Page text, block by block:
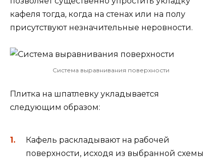
кафеля тогда, когда на стенах или на полу
присутствуют незначительные неровности.
Система выравнивания поверхности
Плитка на шпатлевку укладывается
следующим образом:
Кафель раскладывают на рабочей
поверхности, исходя из выбранной схемы